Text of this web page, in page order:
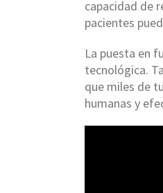
capacidad de
pacientes
La puesta en
tecnológica.
que miles de
humanas y